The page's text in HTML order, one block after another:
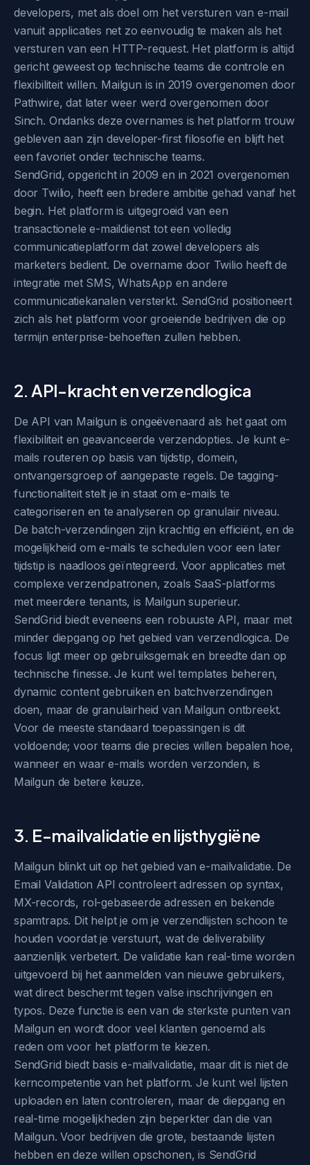
developers, met als doel om het versturen van e-mail
vanuit applicaties net zo eenvoudig te maken als het
versturen van een HTTP-request. Het platform is altijd
gericht geweest op technische teams die controle en
flexibiliteit willen. Mailgun is in 2019 overgenomen door
Pathwire, dat later weer werd overgenomen door
Sinch. Ondanks deze overnames is het platform trouw
gebleven aan zijn developer-first filosofie en blijft het
een favoriet onder technische teams.
SendGrid, opgericht in 2009 en in 2021 overgenomen
door Twilio, heeft een bredere ambitie gehad vanaf het
begin. Het platform is uitgegroeid van een
transactionele e-maildienst tot een volledig
communicatieplatform dat zowel developers als
marketers bedient. De overname door Twilio heeft de
integratie met SMS, WhatsApp en andere
communicatiekanalen versterkt. SendGrid positioneert
zich als het platform voor groeiende bedrijven die op
termijn enterprise-behoeften zullen hebben.
2. API-kracht en verzendlogica
De API van Mailgun is ongeëvenaard als het gaat om
flexibiliteit en geavanceerde verzendopties. Je kunt e-
mails routeren op basis van tijdstip, domein,
ontvangersgroep of aangepaste regels. De tagging-
functionaliteit stelt je in staat om e-mails te
categoriseren en te analyseren op granulair niveau.
De batch-verzendingen zijn krachtig en efficiënt, en de
mogelijkheid om e-mails te schedulen voor een later
tijdstip is naadloos geïntegreerd. Voor applicaties met
complexe verzendpatronen, zoals SaaS-platforms
met meerdere tenants, is Mailgun superieur.
SendGrid biedt eveneens een robuuste API, maar met
minder diepgang op het gebied van verzendlogica. De
focus ligt meer op gebruiksgemak en breedte dan op
technische finesse. Je kunt wel templates beheren,
dynamic content gebruiken en batchverzendingen
doen, maar de granulairheid van Mailgun ontbreekt.
Voor de meeste standaard toepassingen is dit
voldoende; voor teams die precies willen bepalen hoe,
wanneer en waar e-mails worden verzonden, is
Mailgun de betere keuze.
3. E-mailvalidatie en lijsthygiëne
Mailgun blinkt uit op het gebied van e-mailvalidatie. De
Email Validation API controleert adressen op syntax,
MX-records, rol-gebaseerde adressen en bekende
spamtraps. Dit helpt je om je verzendlijsten schoon te
houden voordat je verstuurt, wat de deliverability
aanzienlijk verbetert. De validatie kan real-time worden
uitgevoerd bij het aanmelden van nieuwe gebruikers,
wat direct beschermt tegen valse inschrijvingen en
typos. Deze functie is een van de sterkste punten van
Mailgun en wordt door veel klanten genoemd als
reden om voor het platform te kiezen.
SendGrid biedt basis e-mailvalidatie, maar dit is niet de
kerncompetentie van het platform. Je kunt wel lijsten
uploaden en laten controleren, maar de diepgang en
real-time mogelijkheden zijn beperkter dan die van
Mailgun. Voor bedrijven die grote, bestaande lijsten
hebben en deze willen opschonen, is SendGrid